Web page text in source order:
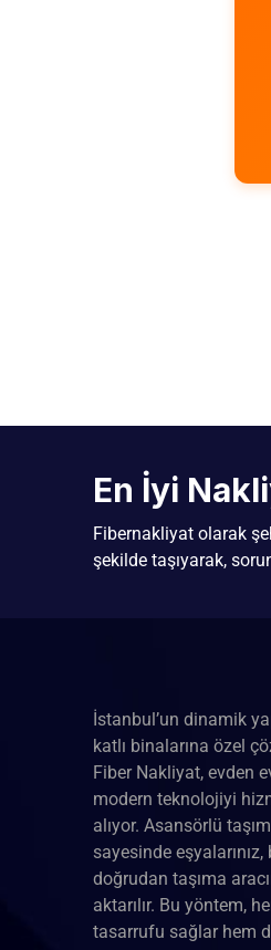
En İyi
Fibernakliyat olarak
şekilde taşıyarak,
İstanbul’un dinamik
katlı binalarına özel
Fiber Nakliyat, evden
modern teknolojiyi
alıyor. Asansörlü
sayesinde eşyalarınız,
doğrudan taşıma
aktarılır. Bu yöntem,
tasarrufu sağlar hem